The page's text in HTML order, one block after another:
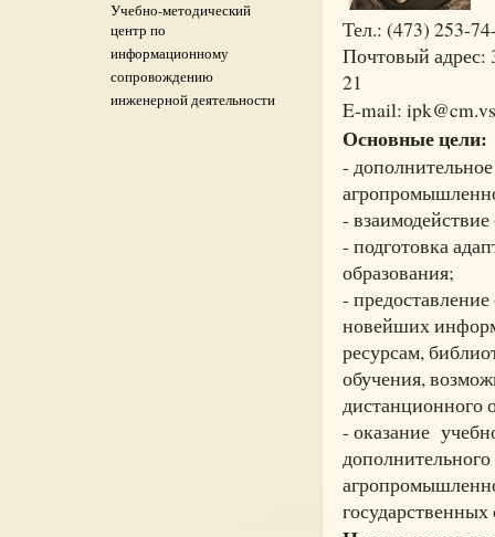
Учебно-методический
центр по
информационному
сопровождению
инженерной деятельности
Тел.: (473) 253-
Почтовый адрес:
21
E-mail:
Основные цели:
-
-
- подготовка
образования;
-
новейших
ресурсам,
обучения,
дистанционного
- оказание
государственных